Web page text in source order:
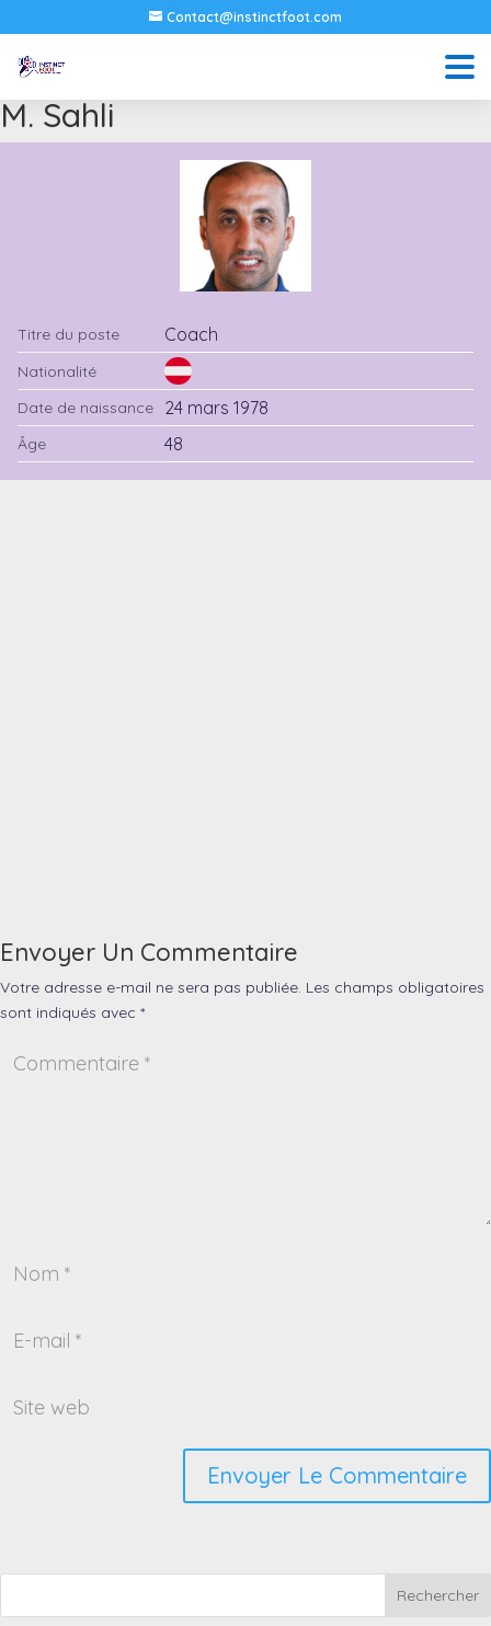
Contact@instinctfoot.com
M. Sahli
Titre du poste Coach
Nationalité
Date de naissance
24 mars 1978
Âge 48
Envoyer Un Commentaire
Votre adresse e-mail ne sera pas publiée. Les champs obligatoires
sont indiqués avec *
Rechercher